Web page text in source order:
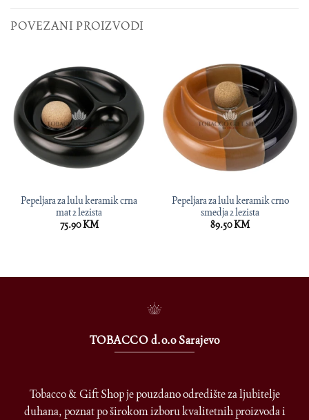
POVEZANI PROIZVODI
Pepeljara za lulu keramik crna
mat 2 lezista
75.90KM
Pepeljara za lulu keramik crno
smedja 2 lezista
89.50KM
TOBACCO d.o.o Sarajevo
Tobacco & Gift Shop je pouzdano odredište za ljubitelje
duhana, poznat po širokom izboru kvalitetnih proizvoda i